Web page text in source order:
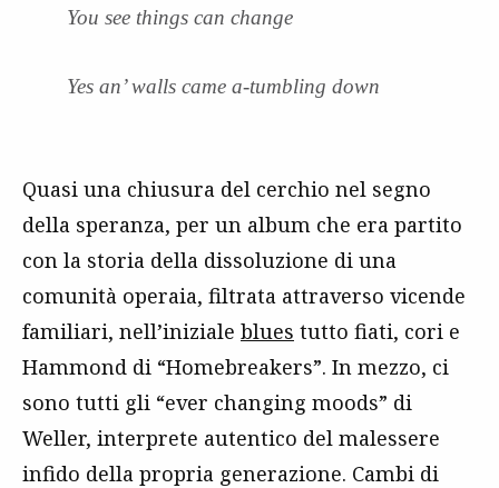
You see things can change
Yes an’ walls came a-tumbling down
Quasi una chiusura del cerchio nel segno
della speranza, per un album che era partito
con la storia della dissoluzione di una
comunità operaia, filtrata attraverso vicende
familiari, nell’iniziale blues tutto fiati, cori e
Hammond di “Homebreakers”. In mezzo, ci
sono tutti gli “ever changing moods” di
Weller, interprete autentico del malessere
infido della propria generazione. Cambi di